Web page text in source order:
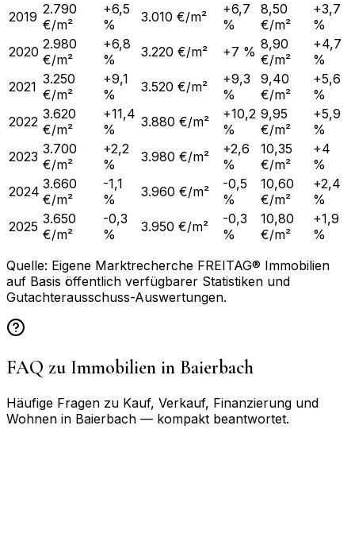
2019 2.790
€/m²
+6,5
%
3.010 €/m²
+6,7
%
8,50
€/m²
+3,7
%
2020 2.980
€/m²
+6,8
%
3.220 €/m² +7 % 8,90
€/m²
+4,7
%
2021 3.250
€/m²
+9,1
%
3.520 €/m²
+9,3
%
9,40
€/m²
+5,6
%
2022 3.620
€/m²
+11,4
%
3.880 €/m²
+10,2
%
9,95
€/m²
+5,9
%
2023 3.700
€/m²
+2,2
%
3.980 €/m²
+2,6
%
10,35
€/m²
+4
%
2024 3.660
€/m²
-1,1
%
3.960 €/m²
-0,5
%
10,60
€/m²
+2,4
%
2025 3.650
€/m²
-0,3
%
3.950 €/m²
-0,3
%
10,80
€/m²
+1,9
%
Quelle: Eigene Marktrecherche FREITAG® Immobilien
auf Basis öffentlich verfügbarer Statistiken und
Gutachterausschuss-Auswertungen.
FAQ zu Immobilien in Baierbach
Häufige Fragen zu Kauf, Verkauf, Finanzierung und
Wohnen in Baierbach — kompakt beantwortet.